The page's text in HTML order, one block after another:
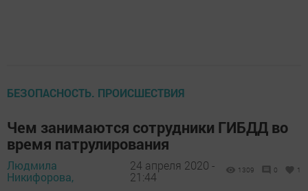
БЕЗОПАСНОСТЬ. ПРОИСШЕСТВИЯ
Чем занимаются сотрудники ГИБДД во
время патрулирования
Людмила
Никифорова,
24 апреля 2020 -
21:44
1309 0 1